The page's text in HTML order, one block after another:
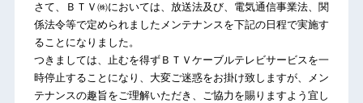
さて、ＢＴＶ㈱においては、放送法及び、電気通信事業法、関
係法令等で定められましたメンテナンスを下記の日程で実施す
ることになりました。
つきましては、止むを得ずＢＴＶケーブルテレビサービスを一
時停止することになり、大変ご迷惑をお掛け致しますが、メン
テナンスの趣旨をご理解いただき、ご協力を賜りますよう宜し